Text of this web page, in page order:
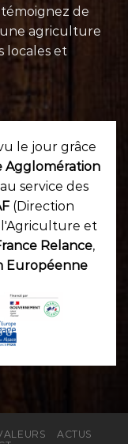
témoignez de
agriculture
locales et
le jour grâce
Agglomération
service des
(Direction
l'Agriculture et
Relance,
Européenne
ACTUS